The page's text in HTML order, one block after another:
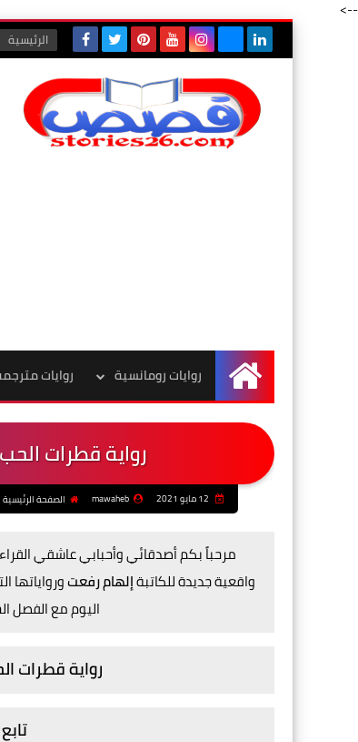
-->
الرئيسية
الرئيسية
روايات رومانسية روايات
رواية قطرات
mawaheb الصفحة الرئيسية
مرحباً بكم أصدقائي وأحبابي عاشقي
واقعيةجديدة للكاتبةإلهام رفعت
اليوم مع
رواية قطرات